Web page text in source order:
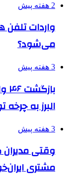
2 هفته پیش
واردات تلفن
می‌شود؟
3 هفته پیش
البرز به چرخه
3 هفته پیش
وقتی
مشتری